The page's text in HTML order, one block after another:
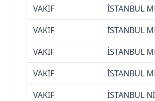
VAKIF
İSTANBUL
VAKIF
İSTANBUL
VAKIF
İSTANBUL
VAKIF
İSTANBUL
VAKIF
İSTANBUL